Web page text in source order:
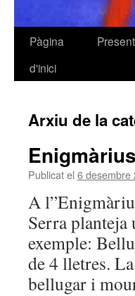
Vés
Pàgina
d'inici
Arxiu de la
Enigmàrius
Publicat el 6 desembre
A
Serra
exemple:
de 4 lletres.
bellugar i